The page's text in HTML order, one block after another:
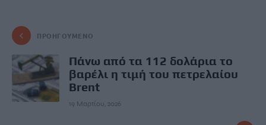
ΠΡΟΗΓΟΎΜΕΝΟ
Πάνω από τα 112 δολάρια το
βαρέλι η τιμή του πετρελαίου
Brent
19 Μαρτίου, 2026